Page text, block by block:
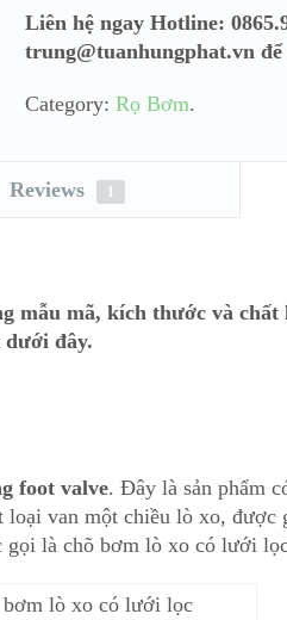
Liên hệ ngay Hotline:
trung@tuanhungphat.vn
Category: Rọ Bơm.
Reviews 1
mẫu mã, kích thước và
dưới đây.
foot valve. Đây là sản phẩm
van một chiều lò xo, được
gọi là chõ bơm lò xo có lưới